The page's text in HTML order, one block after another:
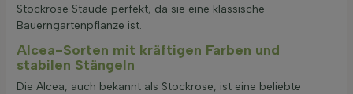
Stockrose Staude perfekt, da sie eine klassische
Bauerngartenpflanze ist.
Alcea-Sorten mit kräftigen Farben und
stabilen Stängeln
Die Alcea, auch bekannt als Stockrose, ist eine beliebte